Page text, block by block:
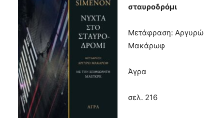
σταυροδρόμι
Μετάφραση: Αργυρώ
Μακάρωφ
Άγρα
σελ. 216